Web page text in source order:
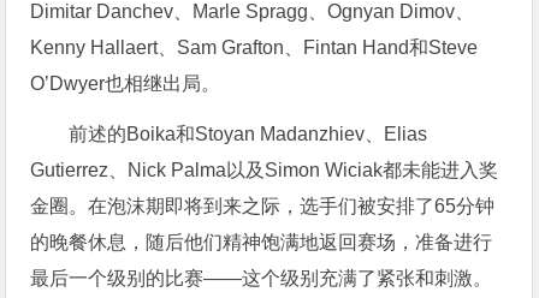
Dimitar Danchev、Marle Spragg、Ognyan Dimov、
Kenny Hallaert、Sam Grafton、Fintan Hand和Steve
O’Dwyer也相继出局。
前述的Boika和Stoyan Madanzhiev、Elias
Gutierrez、Nick Palma以及Simon Wiciak都未能进入奖
金圈。在泡沫期即将到来之际，选手们被安排了65分钟
的晚餐休息，随后他们精神饱满地返回赛场，准备进行
最后一个级别的比赛——这个级别充满了紧张和刺激。